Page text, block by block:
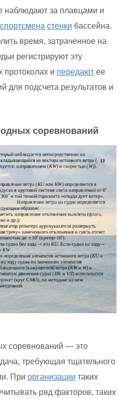
наблюдают за плавцами и
спортсмена стенки бассейна.
время, затраченное на
регистрируют эту
протоколах и передают ее
для подсчета результатов и
соревнований
соревнований — это
требующая тщательного
При организации таких
ряд факторов, таких